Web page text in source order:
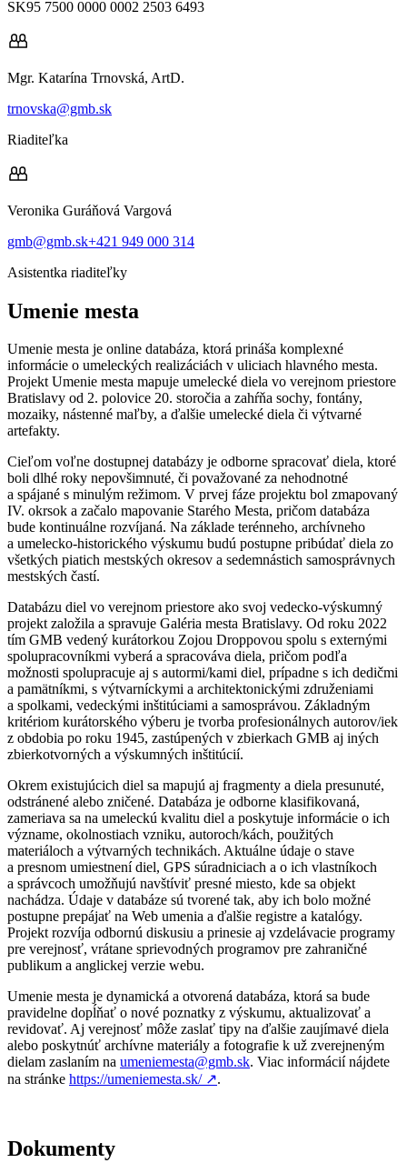
SK95 7500 0000 0002 2503 6493
Mgr. Katarína Trnovská, ArtD.
trnovska@gmb.sk
Riaditeľka
Veronika Guráňová Vargová
gmb@gmb.sk+421 949 000 314
Asistentka riaditeľky
Umenie mesta
Umenie mesta je online databáza, ktorá prináša komplexné
informácie o umeleckých realizáciách v uliciach hlavného mesta.
Projekt Umenie mesta mapuje umelecké diela vo verejnom priestore
Bratislavy od 2. polovice 20. storočia a zahŕňa sochy, fontány,
mozaiky, nástenné maľby, a ďalšie umelecké diela či výtvarné
artefakty.
Cieľom voľne dostupnej databázy je odborne spracovať diela, ktoré
boli dlhé roky nepovšimnuté, či považované za nehodnotné
a spájané s minulým režimom. V prvej fáze projektu bol zmapovaný
IV. okrsok a začalo mapovanie Starého Mesta, pričom databáza
bude kontinuálne rozvíjaná. Na základe terénneho, archívneho
a umelecko-historického výskumu budú postupne pribúdať diela zo
všetkých piatich mestských okresov a sedemnástich samosprávnych
mestských častí.
Databázu diel vo verejnom priestore ako svoj vedecko-výskumný
projekt založila a spravuje Galéria mesta Bratislavy. Od roku 2022
tím GMB vedený kurátorkou Zojou Droppovou spolu s externými
spolupracovníkmi vyberá a spracováva diela, pričom podľa
možnosti spolupracuje aj s autormi/kami diel, prípadne s ich dedičmi
a pamätníkmi, s výtvarníckymi a architektonickými združeniami
a spolkami, vedeckými inštitúciami a samosprávou. Základným
kritériom kurátorského výberu je tvorba profesionálnych autorov/iek
z obdobia po roku 1945, zastúpených v zbierkach GMB aj iných
zbierkotvorných a výskumných inštitúcií.
Okrem existujúcich diel sa mapujú aj fragmenty a diela presunuté,
odstránené alebo zničené. Databáza je odborne klasifikovaná,
zameriava sa na umeleckú kvalitu diel a poskytuje informácie o ich
význame, okolnostiach vzniku, autoroch/kách, použitých
materiáloch a výtvarných technikách. Aktuálne údaje o stave
a presnom umiestnení diel, GPS súradniciach a o ich vlastníkoch
a správcoch umožňujú navštíviť presné miesto, kde sa objekt
nachádza. Údaje v databáze sú tvorené tak, aby ich bolo možné
postupne prepájať na Web umenia a ďalšie registre a katalógy.
Projekt rozvíja odbornú diskusiu a prinesie aj vzdelávacie programy
pre verejnosť, vrátane sprievodných programov pre zahraničné
publikum a anglickej verzie webu.
Umenie mesta je dynamická a otvorená databáza, ktorá sa bude
pravidelne dopĺňať o nové poznatky z výskumu, aktualizovať a
revidovať. Aj verejnosť môže zaslať tipy na ďalšie zaujímavé diela
alebo poskytnúť archívne materiály a fotografie k už zverejneným
dielam zaslaním na umeniemesta@gmb.sk. Viac informácií nájdete
na stránke https://umeniemesta.sk/↗︎.
Dokumenty